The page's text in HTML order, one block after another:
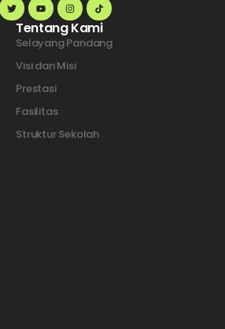
Tentang Kami
Selayang Pandang
Visi dan Misi
Prestasi
Fasilitas
Struktur Sekolah